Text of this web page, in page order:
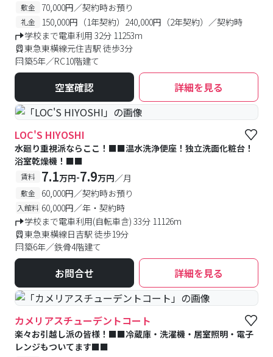
敷金 70,000円／契約時お預り
礼金
150,000円（1年契約）240,000円（2年契約）／契約時
学校まで電車利用 32分 11253m
東急東横線元住吉駅 徒歩3分
築5年／RC10階建て
空室確認 詳細を見る
LOC'S HIYOSHI
水廻り重視派ならここ！■■温水洗浄便座！独立洗面化粧台！
浴室乾燥機！■■
賃料 7.1万円-7.9万円／月
敷金 60,000円／契約時お預り
入館料 60,000円／年・契約時
学校まで電車利用(自転車含) 33分 11126m
東急東横線日吉駅 徒歩19分
築6年／鉄骨4階建て
お問合せ 詳細を見る
カメリアスチューデントコート
楽々お引越し派の皆様！■■冷蔵庫・洗濯機・居室照明・電子
レンジもついてます■■